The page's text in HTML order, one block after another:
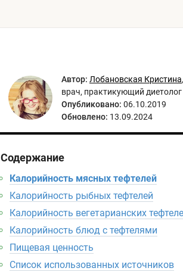
Автор: Лобановская Кристина,
врач, практикующий диетолог
Опубликовано: 06.10.2019
Обновлено: 13.09.2024
Содержание
Калорийность мясных тефтелей
Калорийность рыбных тефтелей
Калорийность вегетарианских
Калорийность блюд с тефтелями
Пищевая ценность
Список использованных источников